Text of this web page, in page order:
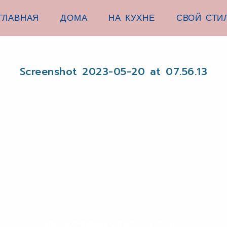
ДОМА НА КУХНЕ СВОЙ
Screenshot 2023-05-20 at 07.56.13